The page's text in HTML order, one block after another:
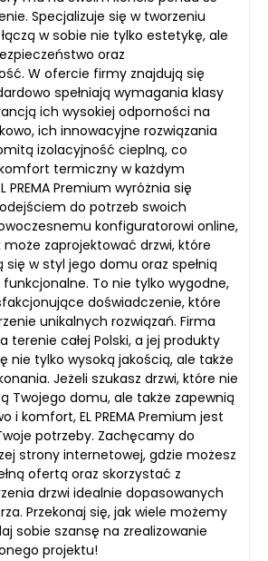
Specjalizuje się w tworzeniu
w sobie nie tylko estetykę, ale
oraz
W ofercie firmy znajdują się
spełniają wymagania klasy
ich wysokiej odporności na
ich innowacyjne rozwiązania
izolacyjność cieplną, co
termiczny w każdym
PREMA Premium wyróżnia się
do potrzeb swoich
konfiguratorowi online,
może zaprojektować drzwi, które
się w styl jego domu oraz spełnią
To nie tylko wygodne,
doświadczenie, które
unikalnych rozwiązań. Firma
terenie całej Polski, a jej produkty
nie tylko wysoką jakością, ale także
Jeżeli szukasz drzwi, które nie
Twojego domu, ale także zapewnią
i komfort, EL PREMA Premium jest
potrzeby. Zachęcamy do
strony internetowej, gdzie możesz
ofertą oraz skorzystać z
drzwi idealnie dopasowanych
Przekonaj się, jak wiele możemy
sobie szansę na zrealizowanie
projektu!